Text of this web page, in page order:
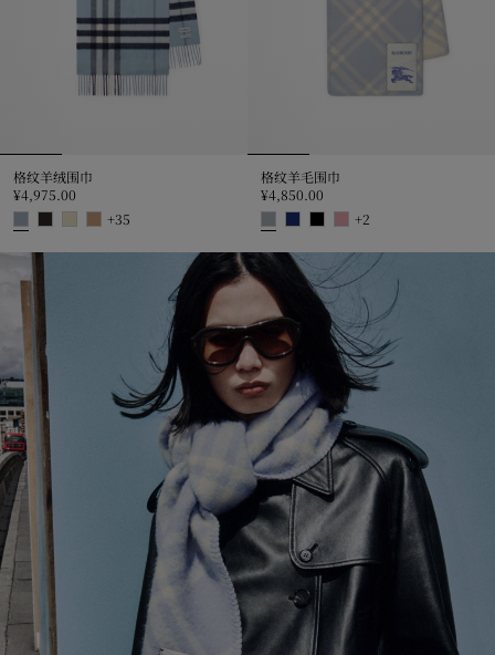
格纹羊绒围巾
¥4,975.00
+35
格纹羊毛围巾
¥4,850.00
+2